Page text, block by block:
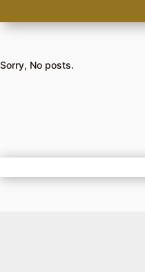
Sorry, No posts.